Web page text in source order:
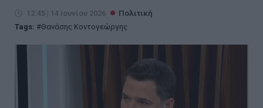
12:45 | 14 Ιουνίου 2026
Πολιτική
Tags:
Θανάσης Κοντογεώργης